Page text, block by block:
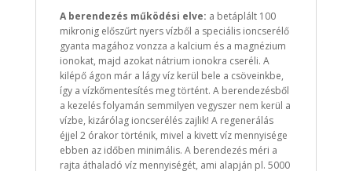
A berendezés működési elve: a betáplált 100
mikronig előszűrt nyers vízből a speciális ioncserélő
gyanta magához vonzza a kalcium és a magnézium
ionokat, majd azokat nátrium ionokra cseréli. A
kilépő ágon már a lágy víz kerül bele a csöveinkbe,
így a vízkőmentesítés meg történt. A berendezésből
a kezelés folyamán semmilyen vegyszer nem kerül a
vízbe, kizárólag ioncserélés zajlik! A regenerálás
éjjel 2 órakor történik, mivel a kivett víz mennyisége
ebben az időben minimális. A berendezés méri a
rajta áthaladó víz mennyiségét, ami alapján pl. 5000